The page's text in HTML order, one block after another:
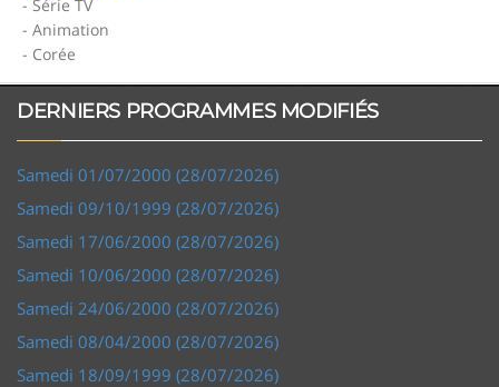
- Série TV
- Animation
- Corée
DERNIERS PROGRAMMES MODIFIÉS
Samedi 01/07/2000 (28/07/2026)
Samedi 09/10/1999 (28/07/2026)
Samedi 17/06/2000 (28/07/2026)
Samedi 10/06/2000 (28/07/2026)
Samedi 24/06/2000 (28/07/2026)
Samedi 08/04/2000 (28/07/2026)
Samedi 18/09/1999 (28/07/2026)